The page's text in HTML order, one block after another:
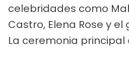
celebridades como
Castro, Elena Rose y
La ceremonia principal